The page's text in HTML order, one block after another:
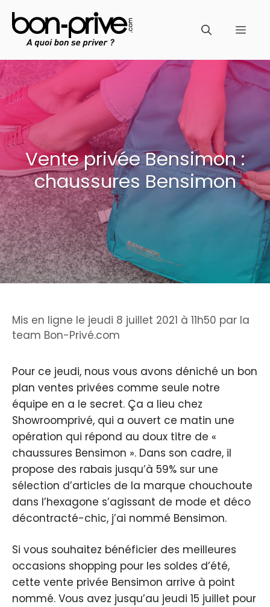
au
contenu
Vente privée Bensimon :
chaussures Bensimon
Mis en ligne le jeudi 8 juillet 2021 à 11h50 par la
team Bon-Privé.com
Pour ce jeudi, nous vous avons déniché un bon
plan ventes privées comme seule notre
équipe en a le secret. Ça a lieu chez
Showroomprivé, qui a ouvert ce matin une
opération qui répond au doux titre de «
chaussures Bensimon ». Dans son cadre, il
propose des rabais jusqu’à 59% sur une
sélection d’articles de la marque chouchoute
dans l’hexagone s’agissant de mode et déco
décontracté-chic, j’ai nommé Bensimon.
Si vous souhaitez bénéficier des meilleures
occasions shopping pour les soldes d’été,
cette vente privée Bensimon arrive à point
nommé. Vous avez jusqu’au jeudi 15 juillet pour